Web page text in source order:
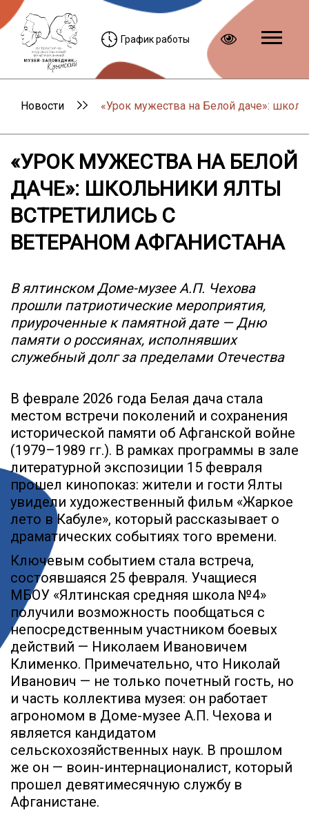
График работы
Новости «Урок мужества на Белой даче»:
«УРОК МУЖЕСТВА НА БЕЛОЙ
ДАЧЕ»: ШКОЛЬНИКИ ЯЛТЫ
ВСТРЕТИЛИСЬ С
ВЕТЕРАНОМ АФГАНИСТАНА
В ялтинском Доме-музее А.П. Чехова
прошли патриотические мероприятия,
приуроченные к памятной дате — Дню
памяти о россиянах, исполнявших
служебный долг за пределами Отечества
В феврале 2026 года Белая дача стала
местом встречи поколений и сохранения
исторической памяти об Афганской войне
(1979–1989 гг.). В рамках программы в зале
литературной экспозиции 15 февраля
прошел кинопоказ: жители и гости Ялты
увидели художественный фильм «Жаркое
лето в Кабуле», который рассказывает о
драматических событиях того времени.
Ключевым событием стала встреча,
состоявшаяся 25 февраля. Учащиеся
МБОУ «Ялтинская средняя школа №4»
получили возможность пообщаться с
непосредственным участником боевых
действий — Николаем Ивановичем
Клименко. Примечательно, что Николай
Иванович — не только почетный гость, но
и часть коллектива музея: он работает
агрономом в Доме-музее А.П. Чехова и
является кандидатом
сельскохозяйственных наук. В прошлом
же он — воин-интернационалист, который
прошел девятимесячную службу в
Афганистане.